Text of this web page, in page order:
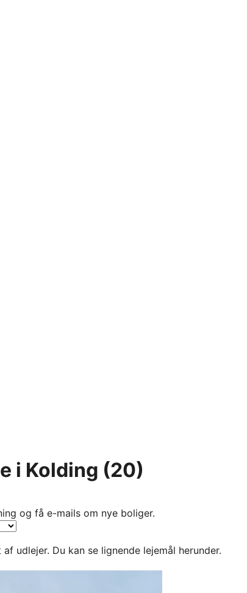
i Kolding (20)
og få e-mails om nye boliger.
udlejer. Du kan se lignende lejemål herunder.